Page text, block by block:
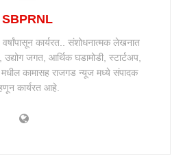
SBPRNL
वर्षांपासून कार्यरत.. संशोधनात्मक लेखनात
उद्योग जगत, आर्थिक घडामोडी, स्टार्टअप,
मधील कामासह राजगड न्यूज मध्ये संपादक
कार्यरत आहे.